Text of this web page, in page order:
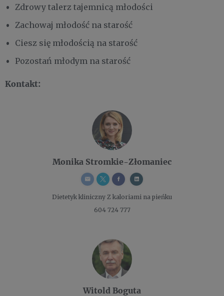
Zdrowy talerz tajemnicą młodości
Zachowaj młodość na starość
Ciesz się młodością na starość
Pozostań młodym na starość
Kontakt:
Monika Stromkie-Złomaniec
Dietetyk kliniczny Z kaloriami na pieńku
604 724 777
Witold Boguta